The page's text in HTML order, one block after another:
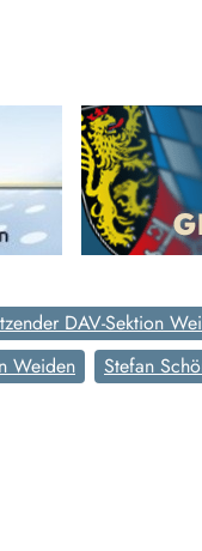
DAV-Sektion
Weiden
Stefan